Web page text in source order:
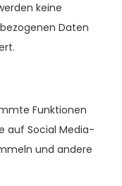
keine
Daten
Funktionen
auf Social Media-
und andere